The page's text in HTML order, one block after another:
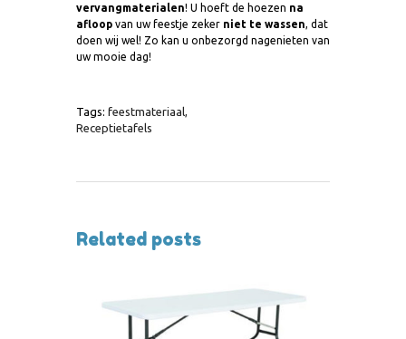
vervangmaterialen! U hoeft de hoezen na
afloop van uw feestje zeker niet te wassen , dat
doen wij wel! Zo kan u onbezorgd nagenieten van
uw mooie dag!
Tags: feestmateriaal,
Receptietafels
Related posts